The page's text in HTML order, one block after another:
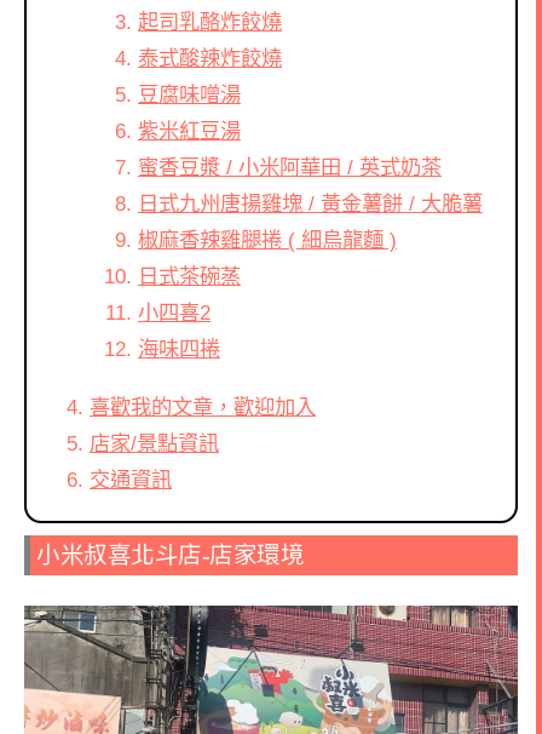
起司乳酪炸餃燒
泰式酸辣炸餃燒
豆腐味噌湯
紫米紅豆湯
蜜香豆漿 / 小米阿華田 / 英式奶茶
日式九州唐揚雞塊 / 黃金薯餅 / 大脆薯
椒麻香辣雞腿捲 ( 細烏龍麵 )
日式茶碗蒸
小四喜2
海味四捲
喜歡我的文章，歡迎加入
店家/景點資訊
交通資訊
小米叔喜北斗店-店家環境